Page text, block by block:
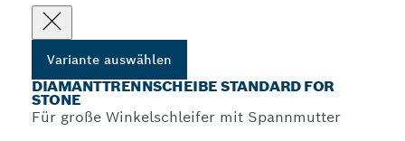
Variante auswählen
DIAMANTTRENNSCHEIBE STANDARD FOR
STONE
Für große Winkelschleifer mit Spannmutter